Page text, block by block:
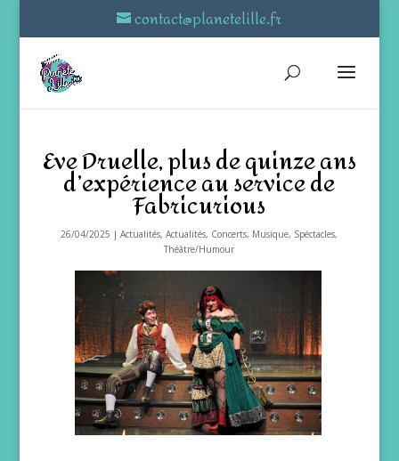
contact@planetelille.fr
Eve Druelle, plus de quinze ans
d’expérience au service de
Fabricurious
26/04/2025 |Actualités,Actualités, Concerts, Musique, Spéctacles,
Théâtre/Humour